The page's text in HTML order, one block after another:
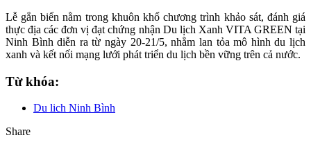
Lễ gắn biển nằm trong khuôn khổ chương trình khảo sát, đánh giá
thực địa các đơn vị đạt chứng nhận Du lịch Xanh VITA GREEN tại
Ninh Bình diễn ra từ ngày 20-21/5, nhằm lan tỏa mô hình du lịch
xanh và kết nối mạng lưới phát triển du lịch bền vững trên cả nước.
Từ khóa:
Du lich Ninh Bình
Share